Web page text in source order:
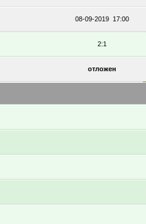
08-09-2019 17:00
2:1
отложен